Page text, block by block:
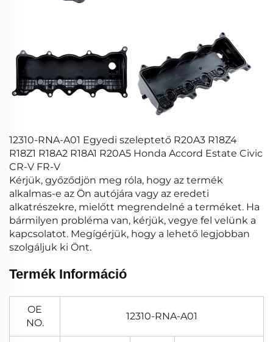
12310-RNA-A01 Egyedi szeleptető R20A3 R18Z4
R18Z1 R18A2 R18A1 R20A5 Honda Accord Estate Civic
CR-V FR-V
Kérjük, győződjön meg róla, hogy az termék
alkalmas-e az Ön autójára vagy az eredeti
alkatrészekre, mielőtt megrendelné a terméket. Ha
bármilyen probléma van, kérjük, vegye fel velünk a
kapcsolatot. Megígérjük, hogy a lehető legjobban
szolgáljuk ki Önt.
Termék Információ
OE
NO.
12310-RNA-A01